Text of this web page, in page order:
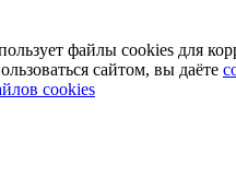
файлы cookies для
сайтом, вы даёте
cookies